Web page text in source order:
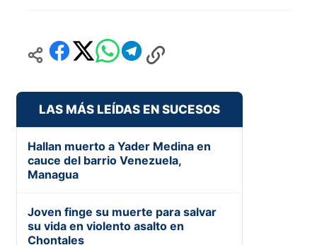
LAS MÁS LEÍDAS EN SUCESOS
Hallan muerto a Yader Medina en
cauce del barrio Venezuela,
Managua
Joven finge su muerte para salvar
su vida en violento asalto en
Chontales